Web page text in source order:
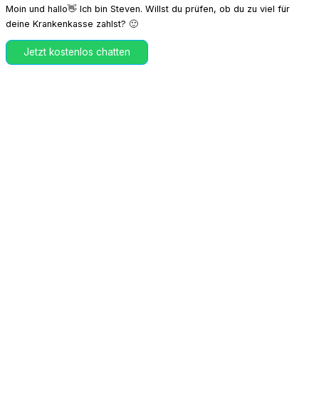
Moin und hallo👋 Ich bin Steven. Willst du prüfen, ob du zu viel für
deine Krankenkasse zahlst? 🙂
Jetzt kostenlos chatten